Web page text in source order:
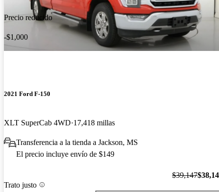
Precio reducido
-$1,000
2021 Ford F-150
XLT SuperCab 4WD 17,418 millas
Transferencia a la tienda a Jackson, MS
El precio incluye envío de $149
Trato justo
$39,147